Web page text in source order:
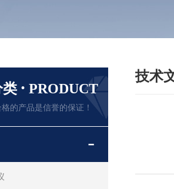
类 · PRODUCT
的产品是信誉的保证！
技术